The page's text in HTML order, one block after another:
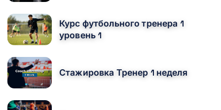
Курс футбольного тренера 1
уровень 1
Стажировка Тренер 1 неделя